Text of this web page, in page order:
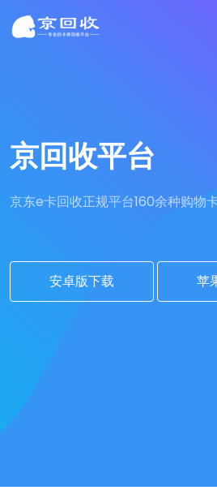
京回收平台
京东e卡回收正规平台160余种购物
安卓版下载 苹